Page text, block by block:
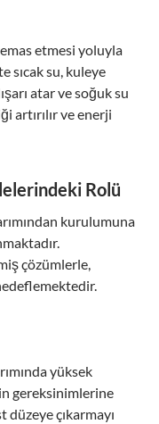
etmesi yoluyla
sıcak su, kuleye
atar ve soğuk su
artırılır ve enerji
Rolü
kurulumuna
çözümlerle,
yüksek
gereksinimlerine
çıkarmayı